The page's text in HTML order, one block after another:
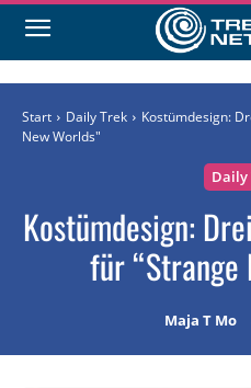
Start Daily Trek
Kostümdesign:
New Worlds"
Daily
Kostümdesign:
für “Strange
Maja T Mo